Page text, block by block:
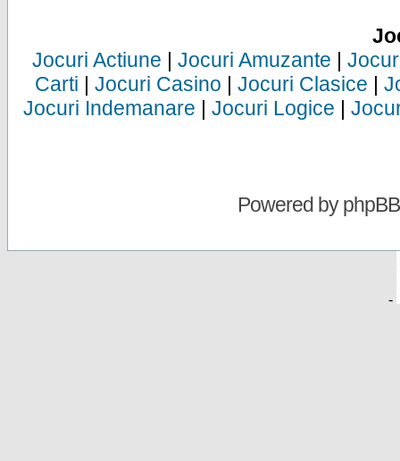
Jocuri Actiune | Jocuri Amuzante |
Carti | Jocuri Casino | Jocuri Clasice |
Jocuri Indemanare | Jocuri Logice |
Powered byphpBB
-